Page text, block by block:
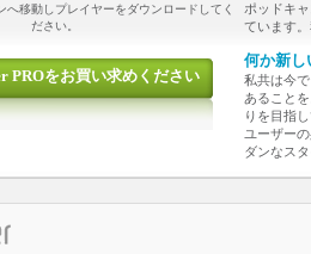
へ移動しプレイヤーをダウンロードしてく
ださい。
PROをお買い求めください
ポッドキ
ています
何か新し
私共は今
あること
りを目指
ユーザー
ダンなス